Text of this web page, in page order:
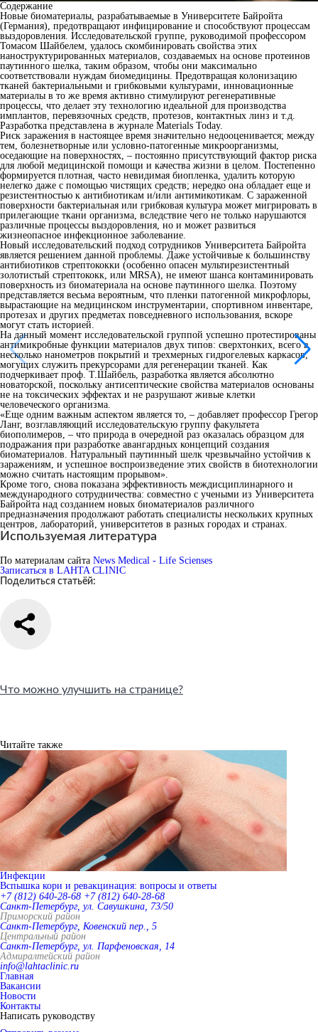
Содержание
Новые биоматериалы, разрабатываемые в Университете Байройта
(Германия), предотвращают инфицирование и способствуют процессам
выздоровления. Исследовательской группе, руководимой профессором
Томасом Шайбелем, удалось скомбинировать свойства этих
наноструктурированных материалов, создаваемых на основе протеинов
паутинного шелка, таким образом, чтобы они максимально
соответствовали нуждам биомедицины. Предотвращая колонизацию
тканей бактериальными и грибковыми культурами, инновационные
материалы в то же время активно стимулируют регенеративные
процессы, что делает эту технологию идеальной для производства
имплантов, перевязочных средств, протезов, контактных линз и т.д.
Разработка представлена в журнале Materials Today.
Риск заражения в настоящее время значительно недооценивается; между
тем, болезнетворные или условно-патогенные микроорганизмы,
оседающие на поверхностях, – постоянно присутствующий фактор риска
для любой медицинской помощи и качества жизни в целом. Постепенно
формируется плотная, часто невидимая биопленка, удалить которую
нелегко даже с помощью чистящих средств; нередко она обладает еще и
резистентностью к антибиотикам и/или антимикотикам. С зараженной
поверхности бактериальная или грибковая культура может мигрировать в
прилегающие ткани организма, вследствие чего не только нарушаются
различные процессы выздоровления, но и может развиться
жизнеопасное инфекционное заболевание.
Новый исследовательский подход сотрудников Университета Байройта
является решением данной проблемы. Даже устойчивые к большинству
антибиотиков стрептококки (особенно опасен мультирезистентный
золотистый стрептококк, или MRSA), не имеют шанса контаминировать
поверхность из биоматериала на основе паутинного шелка. Поэтому
представляется весьма вероятным, что пленки патогенной микрофлоры,
вырастающие на медицинском инструментарии, спортивном инвентаре,
протезах и других предметах повседневного использования, вскоре
могут стать историей.
На данный момент исследовательской группой успешно протестированы
антимикробные функции материалов двух типов: сверхтонких, всего в
несколько нанометров покрытий и трехмерных гидрогелевых каркасов,
могущих служить прекурсорами для регенерации тканей. Как
подчеркивает проф. Т.Шайбель, разработка является абсолютно
новаторской, поскольку антисептические свойства материалов основаны
не на токсических эффектах и не разрушают живые клетки
человеческого организма.
«Еще одним важным аспектом является то, – добавляет профессор Грегор
Ланг, возглавляющий исследовательскую группу факультета
биополимеров, – что природа в очередной раз оказалась образцом для
подражания при разработке авангардных концепций создания
биоматериалов. Натуральный паутинный шелк чрезвычайно устойчив к
заражениям, и успешное воспроизведение этих свойств в биотехнологии
можно считать настоящим прорывом».
Кроме того, снова показана эффективность междисциплинарного и
международного сотрудничества: совместно с учеными из Университета
Байройта над созданием новых биоматериалов различного
предназначения продолжают работать специалисты нескольких крупных
центров, лабораторий, университетов в разных городах и странах.
Используемая литература
По материалам сайта News Medical - Life Scienses
Записаться в LAHTA CLINIC
Поделиться статьёй:
Что можно улучшить на странице?
Читайте также
Инфекции
Вспышка кори и ревакцинация: вопросы и ответы
+7 (812) 640-28-68 +7 (812) 640-28-68
Санкт-Петербург, ул. Савушкина, 73/50
Приморский район
Санкт-Петербург, Ковенский пер., 5
Центральный район
Санкт-Петербург, ул. Парфеновская, 14
Адмиралтейский район
info@lahtaclinic.ru
Главная
Вакансии
Новости
Контакты
Написать руководству